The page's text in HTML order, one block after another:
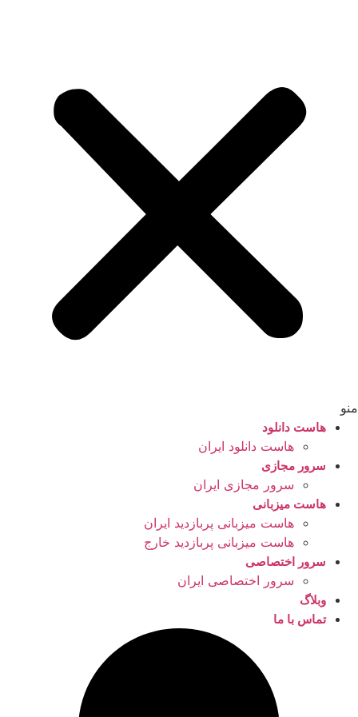
منو
هاست دانلود
هاست دانلود ایران
سرور مجازی
سرور مجازی ایران
هاست میزبانی
هاست میزبانی پربازدید ایران
هاست میزبانی پربازدید خارج
سرور اختصاصی
سرور اختصاصی ایران
وبلاگ
تماس با ما